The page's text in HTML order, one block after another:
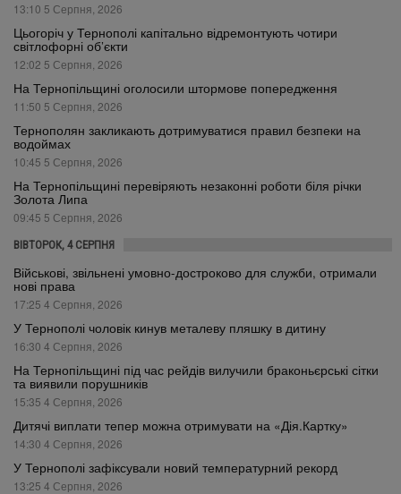
13:10 5 Серпня, 2026
Цьогоріч у Тернополі капітально відремонтують чотири
світлофорні об’єкти
12:02 5 Серпня, 2026
На Тернопільщині оголосили штормове попередження
11:50 5 Серпня, 2026
Тернополян закликають дотримуватися правил безпеки на
водоймах
10:45 5 Серпня, 2026
На Тернопільщині перевіряють незаконні роботи біля річки
Золота Липа
09:45 5 Серпня, 2026
ВІВТОРОК, 4 СЕРПНЯ
Військові, звільнені умовно-достроково для служби, отримали
нові права
17:25 4 Серпня, 2026
У Тернополі чоловік кинув металеву пляшку в дитину
16:30 4 Серпня, 2026
На Тернопільщині під час рейдів вилучили браконьєрські сітки
та виявили порушників
15:35 4 Серпня, 2026
Дитячі виплати тепер можна отримувати на «Дія.Картку»
14:30 4 Серпня, 2026
У Тернополі зафіксували новий температурний рекорд
13:25 4 Серпня, 2026